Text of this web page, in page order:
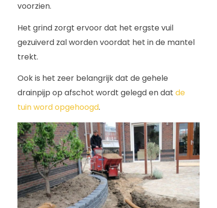
voorzien.
Het grind zorgt ervoor dat het ergste vuil
gezuiverd zal worden voordat het in de mantel
trekt.
Ook is het zeer belangrijk dat de gehele
drainpijp op afschot wordt gelegd en dat de
tuin word opgehoogd.